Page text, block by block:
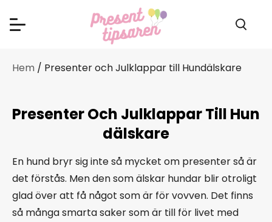
Hem / Presenter och Julklappar till Hundälskare
Presenter Och Julklappar Till Hun
Dälskare
En hund bryr sig inte så mycket om presenter så är
det förstås. Men den som älskar hundar blir otroligt
glad över att få något som är för vovven. Det finns
så många smarta saker som är till för livet med